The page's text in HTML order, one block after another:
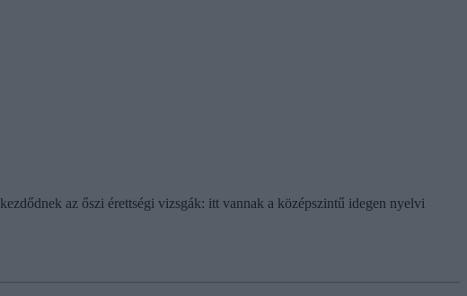
az őszi érettségi vizsgák: itt vannak a középszintű idegen nyelvi